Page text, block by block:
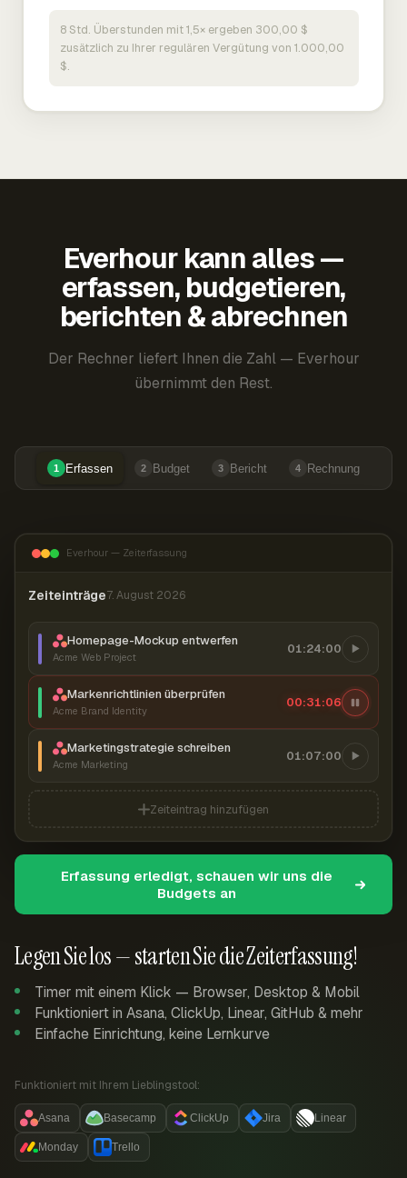
8 Std. Überstunden mit 1,5× ergeben 300,00 $
zusätzlich zu Ihrer regulären Vergütung von 1.000,00
$.
Everhour kann alles —
erfassen, budgetieren,
berichten & abrechnen
Der Rechner liefert Ihnen die Zahl — Everhour
übernimmt den Rest.
1 Erfassen 2 Budget 3 Bericht 4 Rechnung
Legen Sie los — starten Sie die Zeiterfassung!
Timer mit einem Klick — Browser, Desktop & Mobil
Funktioniert in Asana, ClickUp, Linear, GitHub & mehr
Einfache Einrichtung, keine Lernkurve
Funktioniert mit Ihrem Lieblingstool:
Asana Basecamp ClickUp Jira Linear
Monday Trello
Everhour — Zeiterfassung
Zeiteinträge7. August 2026
Homepage-Mockup entwerfen
Acme Web Project
01:24:00
Markenrichtlinien überprüfen
Acme Brand Identity
00:31:07
Marketingstrategie schreiben
Acme Marketing
01:07:00
Zeiteintrag hinzufügen
Erfassung erledigt, schauen wir uns die
Budgets an